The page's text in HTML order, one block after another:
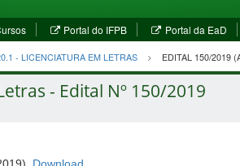
Portal do IFPB(abre
em
nova
janela)
Portal da EaD
em
- LICENCIATURA EM LETRAS EDITAL 150/2019
- Edital Nº 150/2019